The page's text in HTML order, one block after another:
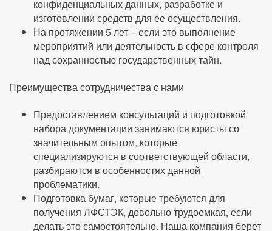
конфиденциальных данных, разработке и
изготовлении средств для ее осуществления.
На протяжении 5 лет – если это выполнение
мероприятий или деятельность в сфере контроля
над сохранностью государственных тайн.
Преимущества сотрудничества с нами
Предоставлением консультаций и подготовкой
набора документации занимаются юристы со
значительным опытом, которые
специализируются в соответствующей области,
разбираются в особенностях данной
проблематики.
Подготовка бумаг, которые требуются для
получения ЛФСТЭК, довольно трудоемкая, если
делать это самостоятельно. Наша компания берет